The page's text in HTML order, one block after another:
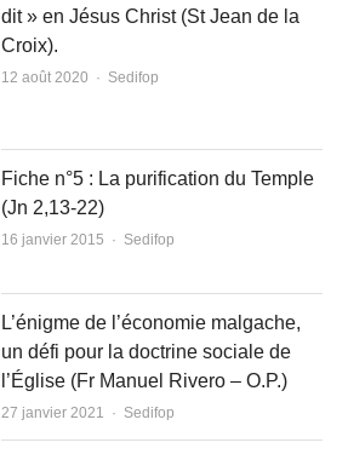
dit » en Jésus Christ (St Jean de la
Croix).
12 août 2020 Author
Sedifop
Fiche n°5 : La purification du Temple
(Jn 2,13-22)
16 janvier 2015 Author
Sedifop
L’énigme de l’économie malgache,
un défi pour la doctrine sociale de
l’Église (Fr Manuel Rivero – O.P.)
27 janvier 2021 Author
Sedifop